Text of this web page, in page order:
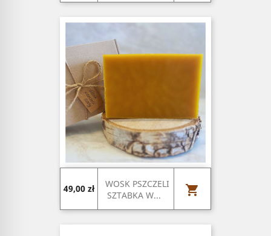
Cena
49,00 zł
WOSK PSZCZELI
SZTABKA W...
